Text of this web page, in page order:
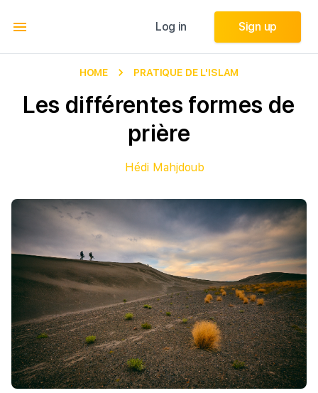
Log in Sign up
Log in Sign up
HOME PRATIQUE DE L'ISLAM
Les différentes formes de
prière
Hédi Mahjdoub